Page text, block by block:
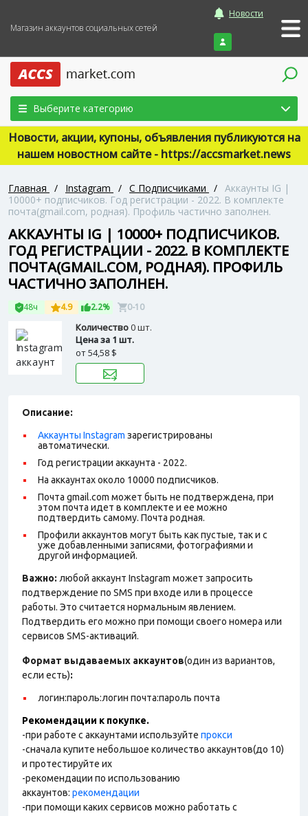
Магазин аккаунтов социальных сетей
Новости
Войти
Выберите категорию
Новости, акции, купоны, объявления публикуются на
нашем новостном сайте - https://accsmarket.news
Главная / Instagram / С Подписчиками / Аккаунты IG |
10000+ подписчиков. Год регистрации - 2022. В комплекте
почта(gmail.com, родная). Профиль частично заполнен.
АККАУНТЫ IG | 10000+ ПОДПИСЧИКОВ.
ГОД РЕГИСТРАЦИИ - 2022. В КОМПЛЕКТЕ
ПОЧТА(GMAIL.COM, РОДНАЯ). ПРОФИЛЬ
ЧАСТИЧНО ЗАПОЛНЕН.
48ч 4.9 2.2% 0-10
Количество0 шт.
Цена за 1 шт.
от54,58 $
Описание:
Аккаунты Instagram зарегистрированы
автоматически.
Год регистрации аккаунта - 2022.
На аккаунтах около 10000 подписчиков.
Почта gmail.com может быть не подтверждена, при
этом почта идет в комплекте и ее можно
подтвердить самому. Почта родная.
Профили аккаунтов могут быть как пустые, так и с
уже добавленными записями, фотографиями и
другой информацией.
Важно: любой аккаунт Instagram может запросить
подтверждение по SMS при входе или в процессе
работы. Это считается нормальным явлением.
Подтвердить его можно при помощи своего номера или
сервисов SMS-активаций.
Формат выдаваемых аккаунтов(один из вариантов,
если есть):
логин:пароль:логин почта:пароль почта
Рекомендации к покупке.
-при работе с аккаунтами используйте прокси
-сначала купите небольшое количество аккаунтов(до 10)
и протестируйте их
-рекомендации по использованию
аккаунтов: рекомендации
-при помощи каких сервисов можно работать с